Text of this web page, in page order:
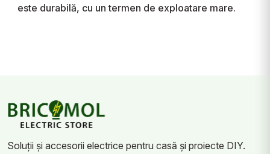
Soluții și accesorii electrice pentru casă și proiecte DIY.